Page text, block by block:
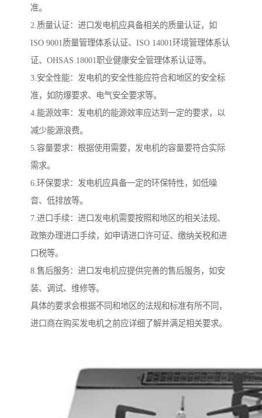
准。
2.质量认证：进口发电机应具备相关的质量认证，如
ISO 9001质量管理体系认证、ISO 14001环境管理体系认
证、OHSAS 18001职业健康安全管理体系认证等。
3.安全性能：发电机的安全性能应符合和地区的安全标
准，如防爆要求、电气安全要求等。
4.能源效率：发电机的能源效率应达到一定的要求，以
减少能源浪费。
5.容量要求：根据使用需要，发电机的容量要符合实际
需求。
6.环保要求：发电机应具备一定的环保特性，如低噪
音、低排放等。
7.进口手续：进口发电机需要按照和地区的相关法规、
政策办理进口手续，如申请进口许可证、缴纳关税和进
口税等。
8.售后服务：进口发电机应提供完善的售后服务，如安
装、调试、维修等。
具体的要求会根据不同和地区的法规和标准有所不同，
进口商在购买发电机之前应详细了解并满足相关要求。